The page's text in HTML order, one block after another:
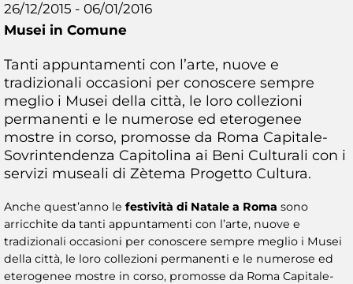
26/12/2015 - 06/01/2016
Musei in Comune
Tanti appuntamenti con l’arte, nuove e
tradizionali occasioni per conoscere sempre
meglio i Musei della città, le loro collezioni
permanenti e le numerose ed eterogenee
mostre in corso, promosse da Roma Capitale-
Sovrintendenza Capitolina ai Beni Culturali con i
servizi museali di Zètema Progetto Cultura.
Anche quest’anno le festività di Natale a Roma sono
arricchite da tanti appuntamenti con l’arte, nuove e
tradizionali occasioni per conoscere sempre meglio i Musei
della città, le loro collezioni permanenti e le numerose ed
eterogenee mostre in corso, promosse da Roma Capitale-